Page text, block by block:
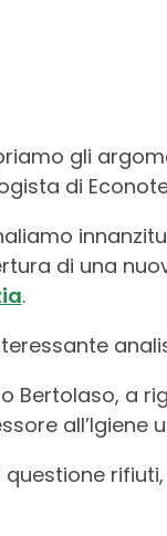
gli
di
di una
.
Bertolaso, a
all’Igiene
questione rifiuti,